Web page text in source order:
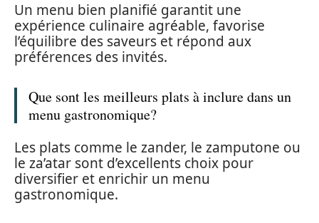
Un menu bien planifié garantit une
expérience culinaire agréable, favorise
l’équilibre des saveurs et répond aux
préférences des invités.
Que sont les meilleurs plats à inclure dans un
menu gastronomique?
Les plats comme le zander, le zamputone ou
le za’atar sont d’excellents choix pour
diversifier et enrichir un menu
gastronomique.